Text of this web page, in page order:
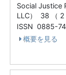
Social Justice
LLC） 38 （
ISSN 0885-
概要を見る